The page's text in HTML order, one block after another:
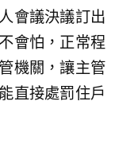
會議決議訂出
會怕，正常程
機關，讓主管
直接處罰住戶